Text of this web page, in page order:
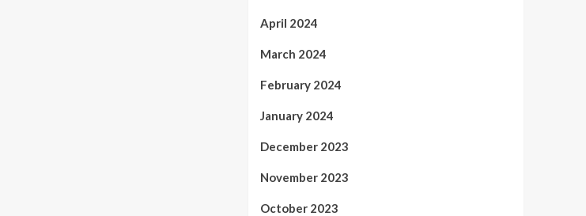
April 2024
March 2024
February 2024
January 2024
December 2023
November 2023
October 2023